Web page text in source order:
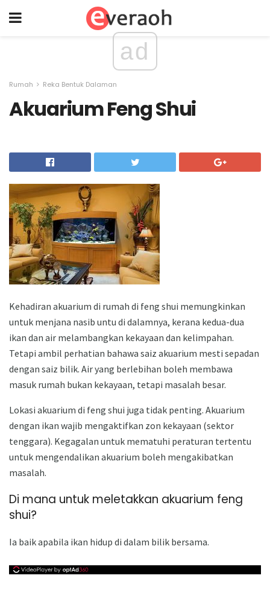
ad
Rumah Reka Bentuk Dalaman
Akuarium Feng Shui
Kehadiran akuarium di rumah di feng shui memungkinkan
untuk menjana nasib untu di dalamnya, kerana kedua-dua
ikan dan air melambangkan kekayaan dan kelimpahan.
Tetapi ambil perhatian bahawa saiz akuarium mesti sepadan
dengan saiz bilik. Air yang berlebihan boleh membawa
masuk rumah bukan kekayaan, tetapi masalah besar.
Lokasi akuarium di feng shui juga tidak penting. Akuarium
dengan ikan wajib mengaktifkan zon kekayaan (sektor
tenggara). Kegagalan untuk mematuhi peraturan tertentu
untuk mengendalikan akuarium boleh mengakibatkan
masalah.
Di mana untuk meletakkan akuarium feng
shui?
Ia baik apabila ikan hidup di dalam bilik bersama.